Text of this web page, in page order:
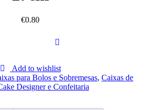
€0.80
Add to wishlist
para Bolos e Sobremesas, Caixas de
Designer e Confeitaria